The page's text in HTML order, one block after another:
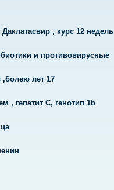
, курс 12 недель
и противовирусные
,болею лет 17
, гепатит С, генотип 1b